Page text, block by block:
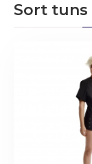
Sort tuns